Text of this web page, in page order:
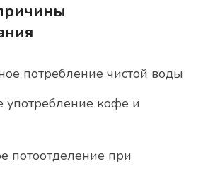
потребление чистой воды
употребление кофе и
потоотделение при